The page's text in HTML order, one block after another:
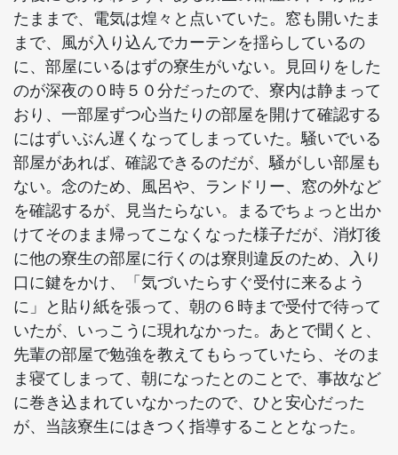
たままで、電気は煌々と点いていた。窓も開いたま
まで、風が入り込んでカーテンを揺らしているの
に、部屋にいるはずの寮生がいない。見回りをした
のが深夜の０時５０分だったので、寮内は静まって
おり、一部屋ずつ心当たりの部屋を開けて確認する
にはずいぶん遅くなってしまっていた。騒いでいる
部屋があれば、確認できるのだが、騒がしい部屋も
ない。念のため、風呂や、ランドリー、窓の外など
を確認するが、見当たらない。まるでちょっと出か
けてそのまま帰ってこなくなった様子だが、消灯後
に他の寮生の部屋に行くのは寮則違反のため、入り
口に鍵をかけ、「気づいたらすぐ受付に来るよう
に」と貼り紙を張って、朝の６時まで受付で待って
いたが、いっこうに現れなかった。あとで聞くと、
先輩の部屋で勉強を教えてもらっていたら、そのま
ま寝てしまって、朝になったとのことで、事故など
に巻き込まれていなかったので、ひと安心だった
が、当該寮生にはきつく指導することとなった。